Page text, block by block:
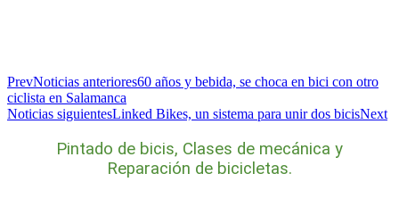
PrevNoticias anteriores60 años y bebida, se choca en bici con otro
ciclista en Salamanca
Noticias siguientesLinked Bikes, un sistema para unir dos bicisNext
Pintado de bicis, Clases de mecánica y
Reparación de bicicletas.